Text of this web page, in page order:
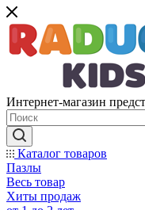
Интернет-магазин
Каталог товаров
Пазлы
Весь товар
Хиты продаж